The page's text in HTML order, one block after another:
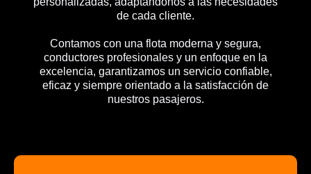
de cada cliente.
Contamos con una flota moderna y segura,
conductores profesionales y un enfoque en la
excelencia, garantizamos un servicio confiable,
eficaz y siempre orientado a la satisfacción de
nuestros pasajeros.